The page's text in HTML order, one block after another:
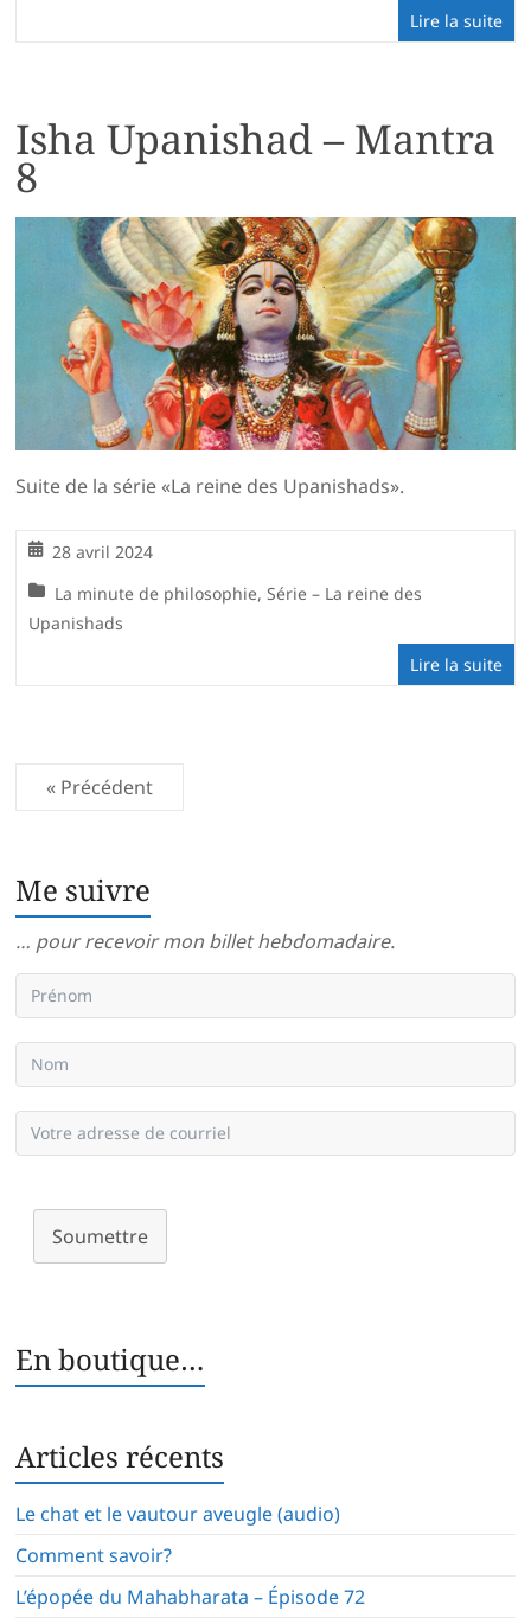
Lire la suite
Isha Upanishad – Mantra
8
Suite de la série «La reine des Upanishads».
28 avril 2024
La minute de philosophie,Série – La reine des
Upanishads
Lire la suite
« Précédent
Me suivre
… pour recevoir mon billet hebdomadaire.
Soumettre
En boutique…
Articles récents
Le chat et le vautour aveugle (audio)
Comment savoir?
L’épopée du Mahabharata – Épisode 72